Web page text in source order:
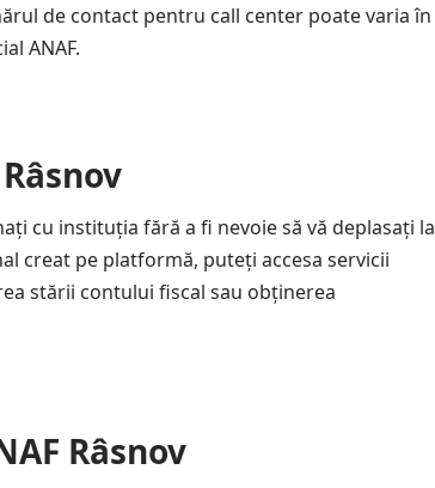
de contact pentru call center poate varia în
ANAF.
cu instituția fără a fi nevoie să vă deplasați la
creat pe platformă, puteți accesa servicii
stării contului fiscal sau obținerea
Râsnov